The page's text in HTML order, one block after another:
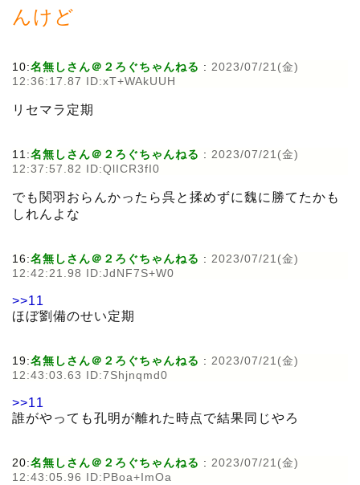
んけど
10:名無しさん＠２ろぐちゃんねる : 2023/07/21(金)
12:36:17.87 ID:xT+WAkUUH
リセマラ定期
11:名無しさん＠２ろぐちゃんねる : 2023/07/21(金)
12:37:57.82 ID:QlICR3fI0
でも関羽おらんかったら呉と揉めずに魏に勝てたかも
しれんよな
16:名無しさん＠２ろぐちゃんねる : 2023/07/21(金)
12:42:21.98 ID:JdNF7S+W0
>>11
ほぼ劉備のせい定期
19:名無しさん＠２ろぐちゃんねる : 2023/07/21(金)
12:43:03.63 ID:7Shjnqmd0
>>11
誰がやっても孔明が離れた時点で結果同じやろ
20:名無しさん＠２ろぐちゃんねる : 2023/07/21(金)
12:43:05.96 ID:PBoa+ImOa